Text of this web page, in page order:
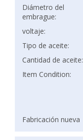
Diámetro del
embrague:
voltaje:
Tipo de aceite:
Cantidad de aceite:
Item Condition:
Fabricación nueva